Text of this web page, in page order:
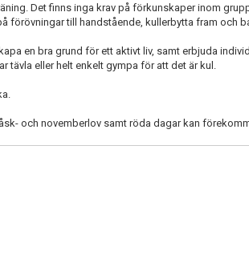
Det finns inga krav på förkunskaper inom
förövningar till handstående, kullerbytta fram och
en bra grund för ett aktivt liv, samt erbjuda
tävla eller helt enkelt gympa för att det är kul.
och novemberlov samt röda dagar kan